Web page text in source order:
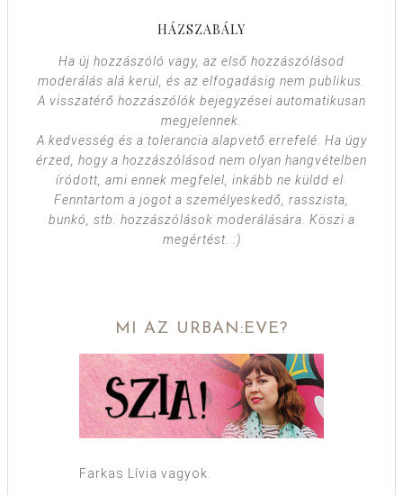
HÁZSZABÁLY
Ha új hozzászóló vagy, az első hozzászólásod
moderálás alá kerül, és az elfogadásig nem publikus.
A visszatérő hozzászólók bejegyzései automatikusan
megjelennek.
A kedvesség és a tolerancia alapvető errefelé. Ha úgy
érzed, hogy a hozzászólásod nem olyan hangvételben
íródott, ami ennek megfelel, inkább ne küldd el.
Fenntartom a jogot a személyeskedő, rasszista,
bunkó, stb. hozzászólások moderálására. Köszi a
megértést. :)
MI AZ URBAN:EVE?
Farkas Lívia vagyok.